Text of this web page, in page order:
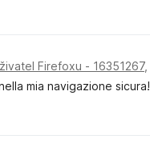
Firefoxu - 16351267,
mia navigazione sicura!